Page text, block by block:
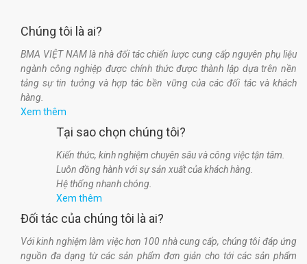
Chúng tôi là ai?
BMA VIỆT NAM là nhà đối tác chiến lược cung cấp nguyên phụ liệu
ngành công nghiệp được chính thức được thành lập dựa trên nền
tảng sự tin tưởng và hợp tác bền vững của các đối tác và khách
hàng.
Xem thêm
Tại sao chọn chúng tôi?
Kiến thức, kinh nghiệm chuyên sâu và công việc tận tâm.
Luôn đồng hành với sự sản xuất của khách hàng.
Hệ thống nhanh chóng.
Xem thêm
Đối tác của chúng tôi là ai?
Với kinh nghiệm làm việc hơn 100 nhà cung cấp, chúng tôi đáp ứng
nguồn đa dạng từ các sản phẩm đơn giản cho tới các sản phẩm